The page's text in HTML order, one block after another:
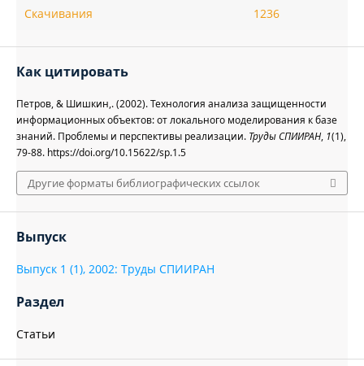
Скачивания 1236
Как цитировать
Петров, & Шишкин,. (2002). Технология анализа защищенности
информационных объектов: от локального моделирования к базе
знаний. Проблемы и перспективы реализации. Труды СПИИРАН, 1(1),
79-88. https://doi.org/10.15622/sp.1.5
Другие форматы библиографических ссылок
Выпуск
Выпуск 1 (1), 2002: Труды СПИИРАН
Раздел
Статьи